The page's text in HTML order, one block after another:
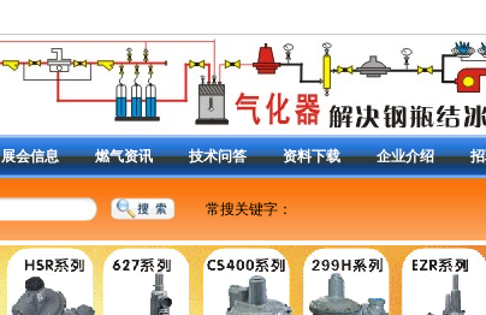
展会信息 燃气资讯 技术问答 资料下载 企业介绍
常搜关键字：
燃气调压器 | 减压阀 | CS400减压阀 |
减压阀99调压器
1098减压阀 液化气减
| 63EG泄压阀 | 98H放 散阀 Y690A调